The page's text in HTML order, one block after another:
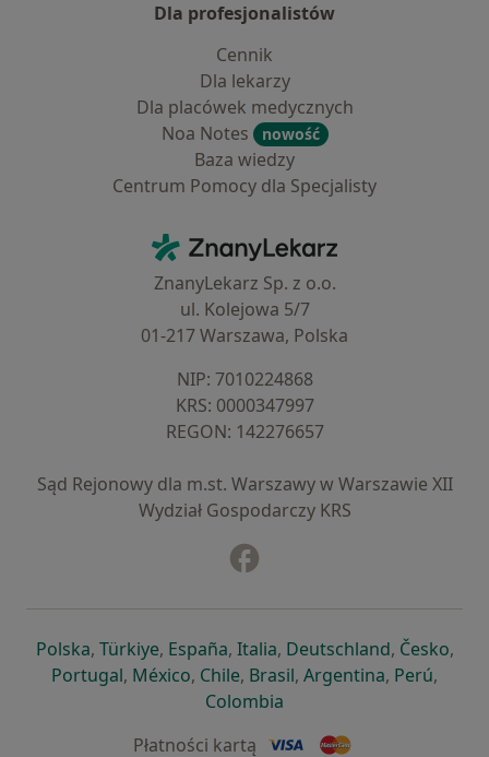
Dla profesjonalistów
Cennik
Dla lekarzy
Dla placówek medycznych
Noa Notes
nowość
Baza wiedzy
Centrum Pomocy dla Specjalisty
ZnanyLekarz - Strona główna
ZnanyLekarz Sp. z o.o.
ul. Kolejowa 5/7
01-217 Warszawa, Polska
NIP: ⁠7010224868
KRS: ⁠0000347997
REGON: ⁠142276657
Sąd Rejonowy dla m.st. Warszawy w Warszawie XII
Wydział Gospodarczy KRS
Polskaotwiera się w nowej karcie
, Türkiyeotwiera się w nowej karcie
, Españaotwiera się w nowej karcie
, Italiaotwiera się w nowej
, Deutschlandotwiera się
, Česko,
Portugalotwiera się w nowej karcie
, Méxicootwiera się w nowej karcie
, Chileotwiera się w nowej karcie
, Brasilotwiera się w nowej
, Argentinaotwiera się
, Perú,
Colombia
Płatności kartą